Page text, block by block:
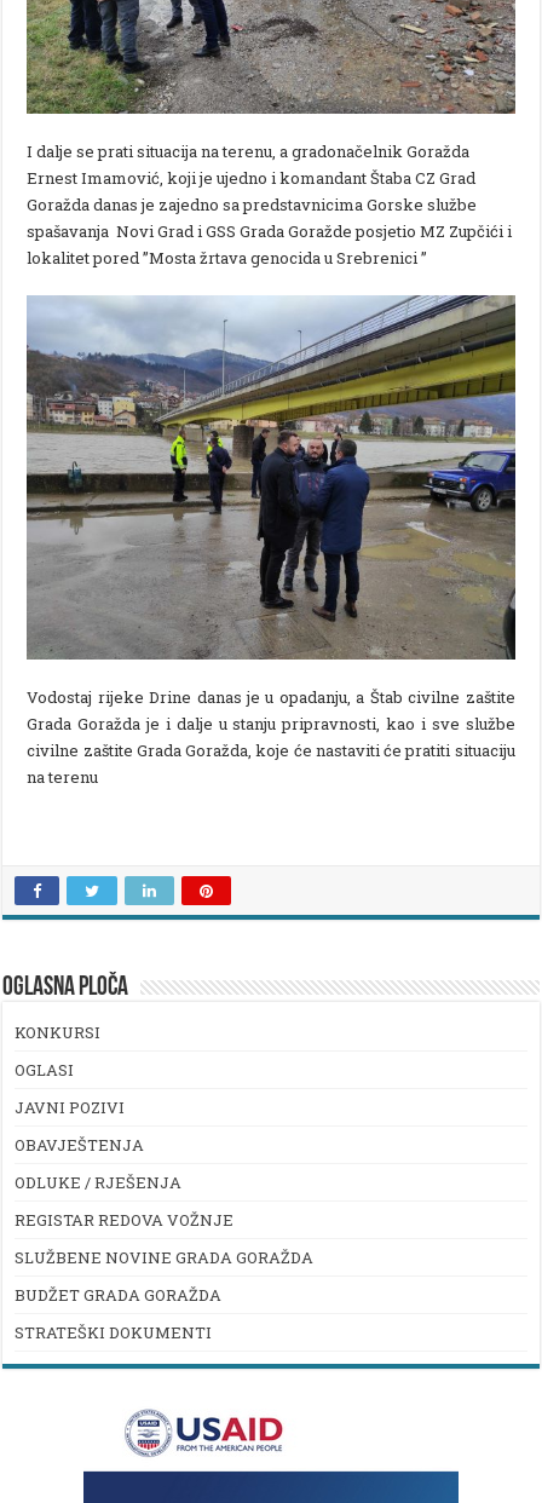
I dalje se prati situacija na terenu, a gradonačelnik Goražda
Ernest Imamović, koji je ujedno i komandant Štaba CZ Grad
Goražda danas je zajedno sa predstavnicima Gorske službe
spašavanja Novi Grad i GSS Grada Goražde posjetio MZ Zupčići i
lokalitet pored ’’Mosta žrtava genocida u Srebrenici ’’
Vodostaj rijeke Drine danas je u opadanju, a Štab civilne zaštite
Grada Goražda je i dalje u stanju pripravnosti, kao i sve službe
civilne zaštite Grada Goražda, koje će nastaviti će pratiti situaciju
na terenu
OGLASNA PLOČA
KONKURSI
OGLASI
JAVNI POZIVI
OBAVJEŠTENJA
ODLUKE / RJEŠENJA
REGISTAR REDOVA VOŽNJE
SLUŽBENE NOVINE GRADA GORAŽDA
BUDŽET GRADA GORAŽDA
STRATEŠKI DOKUMENTI